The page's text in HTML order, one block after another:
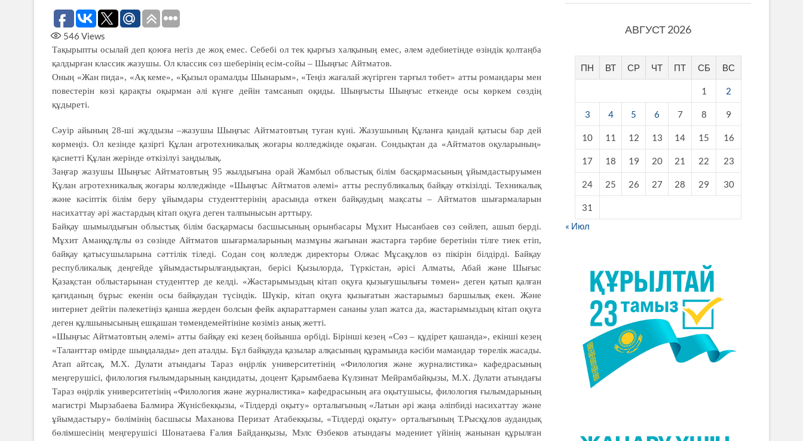
546 Views
Тақырыпты осылай деп қоюға негіз де жоқ емес. Себебі ол тек қырғыз халқының емес, әлем әдебиетінде өзіндік қолтаңба
қалдырған классик жазушы. Ол классик сөз шеберінің есім-сойы – Шыңғыс Айтматов.
Оның «Жан пида», «Ақ кеме», «Қызыл орамалды Шынарым», «Теңіз жағалай жүгірген тарғыл төбет» атты романдары мен
повестерін көзі қарақты оқырман әлі күнге дейін тамсанып оқиды. Шыңғысты Шыңғыс еткенде осы көркем сөздің
құдыреті.
Сәуір айының 28-ші жұлдызы –жазушы Шыңғыс Айтматовтың туған күні. Жазушының Құланға қандай қатысы бар дей
көрмеңіз. Ол кезінде қазіргі Құлан агротехникалық жоғары колледжінде оқыған. Сондықтан да «Айтматов оқуларының»
қасиетті Құлан жерінде өткізілуі заңдылық.
Заңғар жазушы Шыңғыс Айтма­тов­тың 95 жылдығына орай Жамбыл облыстық білім басқар­масының ұйымдастыруымен
Құлан агротехникалық жоғары колледжінде «Шыңғыс Айтматов әлемі» атты респуб­ликалық байқау өткізілді. Техника­лық
және кәсіптік білім беру ұйымдары студенттерінің ара­сында өткен байқаудың мақсаты – Айтматов шығармаларын
насихаттау әрі жастардың кітап оқуға деген талпы­нысын арттыру.
Байқау шымылдығын облыстық білім басқармасы басшысының орынбасары Мұхит Нысанбаев сөз сөйлеп, ашып берді.
Мұхит Аманқұлұлы өз сөзінде Айтматов шығармаларының мазмұны жағынан жастарға тәрбие беретінін тілге тиек етіп,
байқау қатысушыларына сәттілік тіледі. Содан соң колледж директоры Олжас Мұсақұлов өз пікірін білдірді. Байқау
республикалық деңгейде ұйымдастырылғандықтан, берісі Қызылорда, Түркістан, әрісі Алматы, Абай және Шығыс
Қазақстан облыстарынан студенттер де келді. «Жастарымыздың кітап оқуға қызығу­шылығы төмен» деген қатып қалған
қағиданың бұрыс екенін осы байқаудан түсіндік. Шүкір, кітап оқуға қызығатын жастарымыз баршылық екен. Және
интернет дейтін пәлекетіңіз қанша жерден болсын фейк ақпараттармен сананы улап жатса да, жастарымыздың кітап оқуға
деген құлшынысының ешқашан төмен­демей­тініне көзіміз анық жетті.
«Шыңғыс Айтма­тов­тың әлемі» атты байқау екі кезең бойынша өрбіді. Бірінші кезең «Сөз – құдірет қашанда», екінші кезең
«Таланттар өмір­де шыңдалады» деп аталды. Бұл байқауда қазылар алқасының құрамында кәсіби мамандар төрелік жасады.
Атап айтсақ, М.Х. Дулати атындағы Тараз өңірлік университетінің «Филология және журналистика» кафедрасының
меңгерушісі, филология ғылымдарының кандидаты, доцент Қарымбаева Күлзинат Мейрамбайқызы, М.Х. Дулати атындағы
Тараз өңірлік университетінің «Филология және журналистика» кафедрасының аға оқытушысы, филология ғылымдарының
магистрі Мырзабаева Балмира Жүнісбекқызы, «Тілдерді оқыту» орталығының «Латын әрі жаңа әліпбиді насихаттау және
ұйымдастыру» бөлімінің басшысы Маханова Перизат Атабекқызы, «Тілдерді оқыту» орталығының Т.Рысқұлов аудандық
бөлімшесінің меңгерушісі Шонатаева Ғалия Байданқызы, Мэлс Өзбеков атындағы мәдениет үйінің жанынан құрылған
АВГУСТ 2026
ПН ВТ СР ЧТ ПТ СБ ВС
1 2
3 4 5 6 7 8 9
10 11 12 13 14 15 16
17 18 19 20 21 22 23
24 25 26 27 28 29 30
31
« Июл